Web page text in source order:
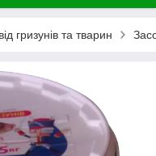
гризунів та тварин